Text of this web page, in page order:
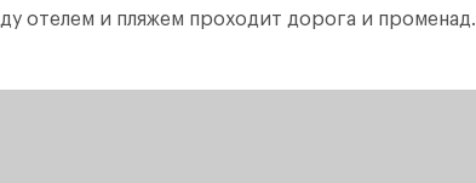
отелем и пляжем проходит дорога и променад.